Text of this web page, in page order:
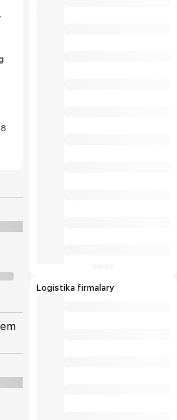
Logistika firmalary